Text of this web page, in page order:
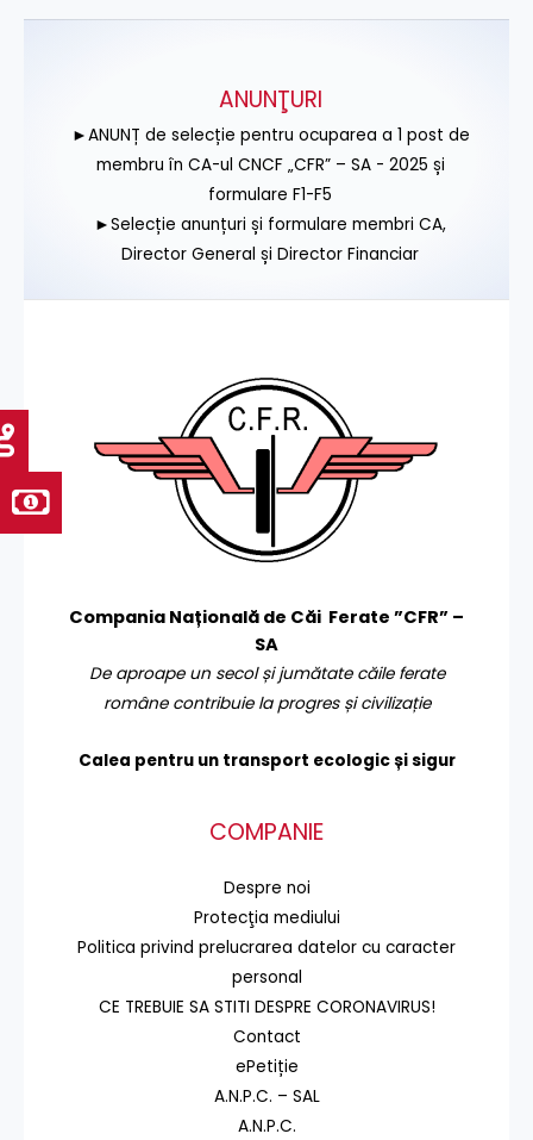
ANUNŢURI
►ANUNȚ de selecție pentru ocuparea a 1 post de
membru în CA-ul CNCF „CFR” – SA - 2025 și
formulare F1-F5
►Selecție anunțuri și formulare membri CA,
Director General și Director Financiar
Compania Națională de Căi Ferate ”CFR” –
SA
De aproape un secol și jumătate căile ferate
române contribuie la progres și civilizație
Calea pentru un transport ecologic și sigur
COMPANIE
Despre noi
Protecţia mediului
Politica privind prelucrarea datelor cu caracter
personal
CE TREBUIE SA STITI DESPRE CORONAVIRUS!
Contact
ePetiție
A.N.P.C. – SAL
A.N.P.C.